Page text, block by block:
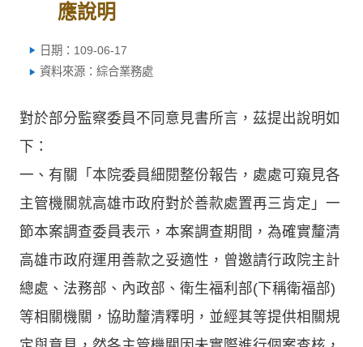
應說明
日期：109-06-17
資料來源：綜合業務處
對於部分監察委員不同意見書所言，茲提出說明如
下：
一、有關「本院委員細閱整份報告，處處可窺見各
主管機關就高雄市政府對於善款處置再三肯定」一
節本案調查委員表示，本案調查期間，為確實釐清
高雄市政府運用善款之妥適性，曾邀請行政院主計
總處、法務部、內政部、衛生福利部(下稱衛福部)
等相關機關，協助釐清釋明，並經其等提供相關規